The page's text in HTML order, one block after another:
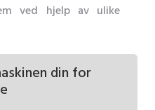
ved hjelp av ulike
din for